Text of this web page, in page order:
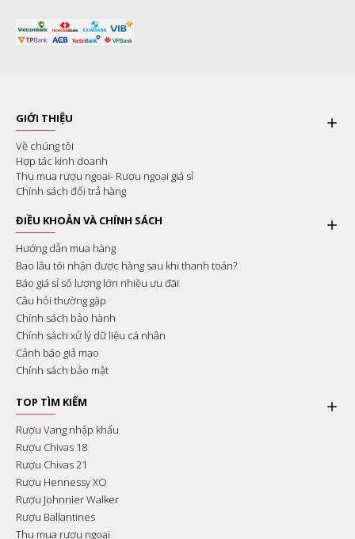
GIỚI THIỆU
Về chúng tôi
Hợp tác kinh doanh
Thu mua rượu ngoại- Rượu ngoại giá sỉ
Chính sách đổi trả hàng
ĐIỀU KHOẢN VÀ CHÍNH SÁCH
Hướng dẫn mua hàng
Bao lâu tôi nhận được hàng sau khi thanh toán?
Báo giá sỉ số lượng lớn nhiều ưu đãi
Câu hỏi thường gặp
Chính sách bảo hành
Chính sách xử lý dữ liệu cá nhân
Cảnh báo giả mạo
Chính sách bảo mật
TOP TÌM KIẾM
Rượu Vang nhập khẩu
Rượu Chivas 18
Rượu Chivas 21
Rượu Hennessy XO
Rượu Johnnier Walker
Rượu Ballantines
Thu mua rượu ngoại